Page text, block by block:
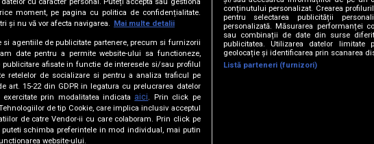
au talent
I Like IT
SPORT
Sport.ro
PRO•ARENA
Acasă
Acasă Gold
Perfecte
DeBarbati
cu caracter personal. Puteți accepta sau gestiona
moment, pe pagina cu politica de confidențialitate.
și nu vă vor afecta navigarea.
Mai multe detalii
agentiile de publicitate partenere, precum si furnizorii
date pentru a permite website-ului sa functioneze,
afisate in functie de interesele si/sau profilul
retelelor de socializare si pentru a analiza traficul pe
art. 15-22 din GDPR in legatura cu prelucrarea datelor
prin modalitatea indicata aici. Prin click pe
de tip Cookie, care implica inclusiv acceptul
de catre Vendor-ii cu care colaboram. Prin click pe
puteti schimba preferintele in mod individual, mai putin
website-ului.
conținutului personalizat. Crearea
pentru selectarea publicității
personalizată. Măsurarea performanței
sau combinații de date din surse
publicitatea. Utilizarea datelor
geolocație și identificarea prin scanarea
Listă parteneri (furnizori)